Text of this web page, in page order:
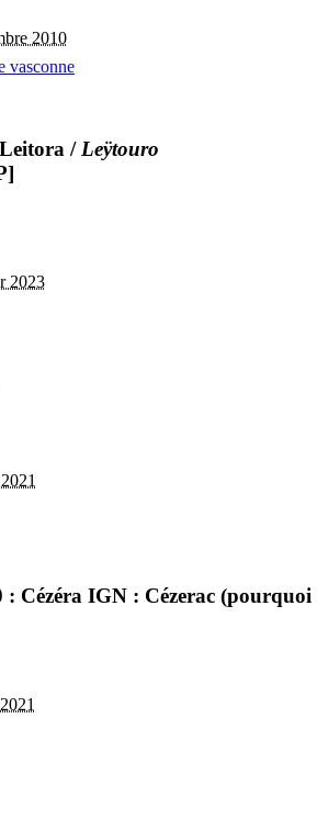
2010
vasconne
Leitora / Leÿtouro
2023
: Cézéra IGN : Cézerac